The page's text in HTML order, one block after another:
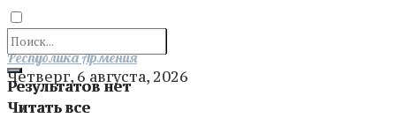
Результатов нет
Читать все
Отправить
Республика Армения
Четверг, 6 августа, 2026